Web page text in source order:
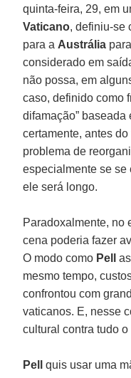
quinta-feira, 29, em
Vaticano, definiu-se
para a Austrália
considerado em
não possa, em
caso, definido como
difamação” baseada
certamente, antes
problema de
especialmente se se
ele será longo.
Paradoxalmente, no
cena poderia fazer
O modo como Pell
mesmo tempo,
confrontou com
vaticanos. E, nesse
cultural contra tudo
Pell
quis usar uma